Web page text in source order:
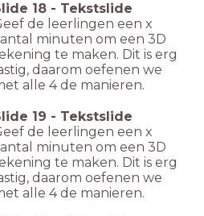
18 - Tekstslide
de leerlingen een x
minuten om een 3D
te maken. Dit is erg
daarom oefenen we
alle 4 de manieren.
19 - Tekstslide
de leerlingen een x
minuten om een 3D
te maken. Dit is erg
daarom oefenen we
alle 4 de manieren.